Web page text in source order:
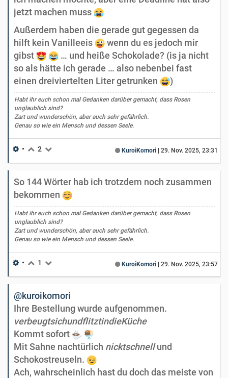
jetzt machen muss
Außerdem haben die gerade gut gegessen da
hilft kein Vanilleeis
wenn du es jedoch mir
gibst
… und heiße Schokolade? (is ja nicht
so als hätte ich gerade … also nebenbei fast
einen dreiviertelten Liter getrunken
)
Habt ihr euch schon mal Gedanken darüber gemacht, dass Rosen
unglaublich sind?
Zart und wunderschön, aber auch sehr gefährlich.
Genau so wie ein Mensch und dessen Seele.
KuroiKomori 29. Nov. 2025, 23:31
• 2
So 144 Wörter hab ich trotzdem noch zusammen
bekommen
Habt ihr euch schon mal Gedanken darüber gemacht, dass Rosen
unglaublich sind?
Zart und wunderschön, aber auch sehr gefährlich.
Genau so wie ein Mensch und dessen Seele.
KuroiKomori 29. Nov. 2025, 23:57
• 1
@kuroikomori
Ihre Bestellung wurde aufgenommen.
verbeugtsichundflitztindieKüche
Kommt sofort
Mit Sahne nachtürlich nicktschnellund
Schokostreuseln.
Ach, wahrscheinlich hast du doch das meiste von